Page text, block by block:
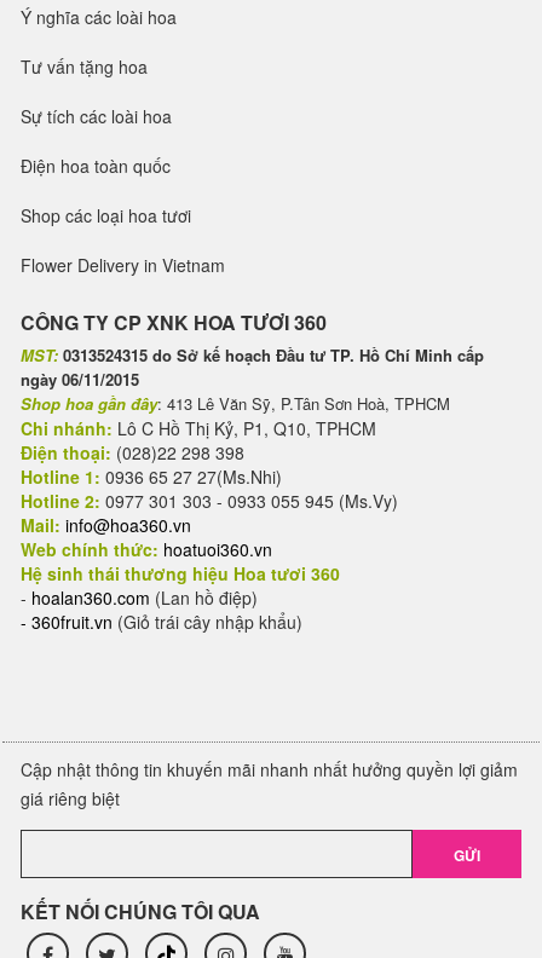
Ý nghĩa các loài hoa
Tư vấn tặng hoa
Sự tích các loài hoa
Điện hoa toàn quốc
Shop các loại hoa tươi
Flower Delivery in Vietnam
CÔNG TY CP XNK HOA TƯƠI 360
MST: 0313524315 do Sở kế hoạch Đầu tư TP. Hồ Chí Minh cấp
ngày 06/11/2015
Shop hoa gần đây: 413 Lê Văn Sỹ, P.Tân Sơn Hoà, TPHCM
Chi nhánh: Lô C Hồ Thị Kỷ, P1, Q10, TPHCM
Điện thoại: (028)22 298 398
Hotline 1: 0936 65 27 27(Ms.Nhi)
Hotline 2: 0977 301 303 - 0933 055 945 (Ms.Vy)
Mail: info@hoa360.vn
Web chính thức: hoatuoi360.vn
Hệ sinh thái thương hiệu Hoa tươi 360
- hoalan360.com (Lan hồ điệp)
- 360fruit.vn (Giỏ trái cây nhập khẩu)
Cập nhật thông tin khuyến mãi nhanh nhất hưởng quyền lợi giảm
giá riêng biệt
GỬI
KẾT NỐI CHÚNG TÔI QUA